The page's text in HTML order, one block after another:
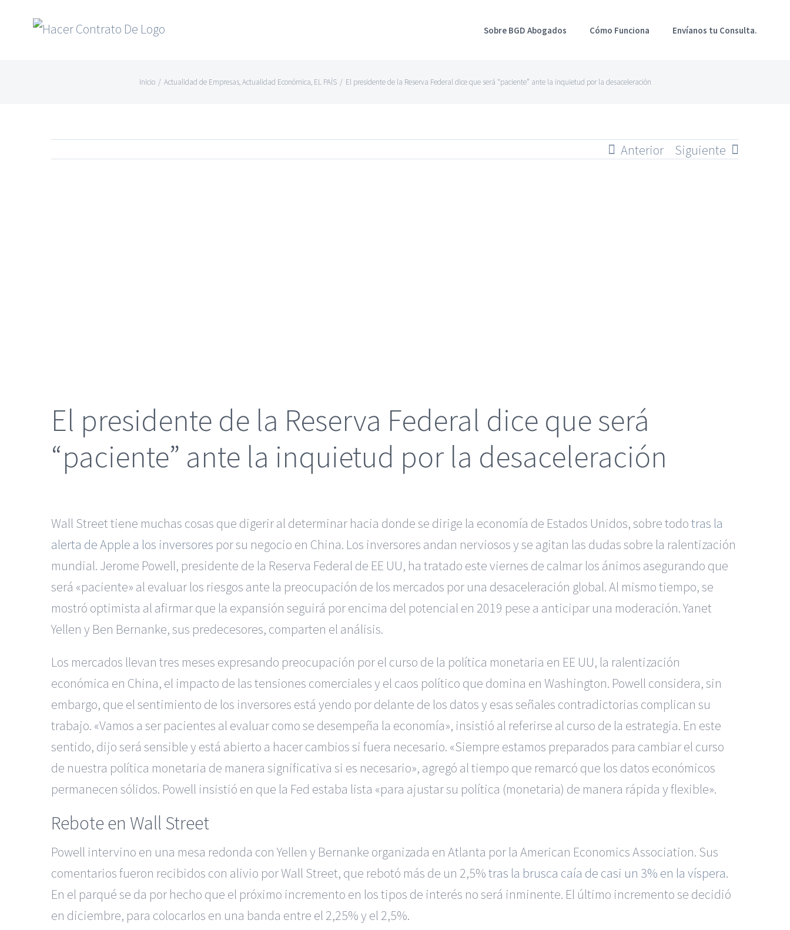
Sobre BGD Abogados Cómo Funciona Envíanos tu Consulta.
Inicio / Actualidad de Empresas,Actualidad Económica, EL PAÍS / El presidente de la Reserva Federal dice que será “paciente” ante la inquietud por la desaceleración
Anterior Siguiente
El presidente de la Reserva Federal dice que será
“paciente” ante la inquietud por la desaceleración
Wall Street tiene muchas cosas que digerir al determinar hacia donde se dirige la economía de Estados Unidos, sobre todotras la
alerta de Apple a los inversores por su negocio en China. Los inversores andan nerviosos y se agitan las dudas sobre la ralentización
mundial. Jerome Powell, presidente de la Reserva Federal de EE UU, ha tratado este viernes de calmar los ánimos asegurando que
será «paciente» al evaluar los riesgos ante la preocupación de los mercados por una desaceleración global. Al mismo tiempo, se
mostró optimista al afirmar que la expansión seguirá por encima del potencial en 2019 pese a anticipar una moderación. Yanet
Yellen y Ben Bernanke, sus predecesores, comparten el análisis.
Los mercados llevan tres meses expresando preocupación por el curso de la política monetaria en EE UU, la ralentización
económica en China, el impacto de las tensiones comerciales y el caos político que domina en Washington. Powell considera, sin
embargo, que el sentimiento de los inversores está yendo por delante de los datos y esas señales contradictorias complican su
trabajo. «Vamos a ser pacientes al evaluar como se desempeña la economía», insistió al referirse al curso de la estrategia. En este
sentido, dijo será sensible y está abierto a hacer cambios si fuera necesario. «Siempre estamos preparados para cambiar el curso
de nuestra política monetaria de manera significativa si es necesario», agregó al tiempo que remarcó que los datos económicos
permanecen sólidos. Powell insistió en que la Fed estaba lista «para ajustar su política (monetaria) de manera rápida y flexible».
Rebote en Wall Street
Powell intervino en una mesa redonda con Yellen y Bernanke organizada en Atlanta por la American Economics Association. Sus
comentarios fueron recibidos con alivio por Wall Street, que rebotó más de un 2,5%tras la brusca caía de casi un 3% en la víspera.
En el parqué se da por hecho que el próximo incremento en los tipos de interés no será inminente. El último incremento se decidió
en diciembre, para colocarlos en una banda entre el 2,25% y el 2,5%.